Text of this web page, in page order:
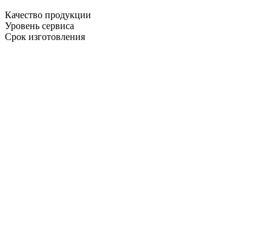
Качество продукции
Уровень сервиса
Срок изготовления